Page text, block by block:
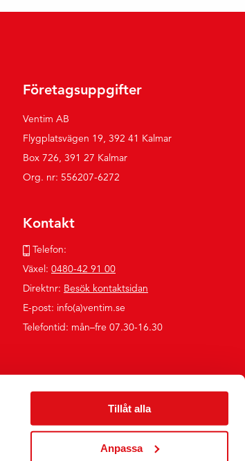
Tillåt alla
Anpassa
Företagsuppgifter
Ventim AB
Flygplatsvägen 19, 392 41 Kalmar
Box 726, 391 27 Kalmar
Org. nr: 556207-6272
Kontakt
Telefon:
Växel: 0480-42 91 00
Direktnr: Besök kontaktsidan
E-post: info(a)ventim.se
Telefontid: mån–fre 07.30-16.30